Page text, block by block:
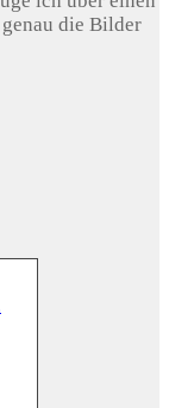
die Bilder